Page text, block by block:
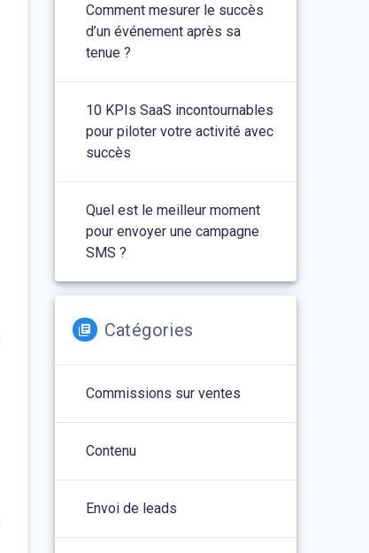
Comment mesurer le succès
d’un événement après sa
tenue ?
10 KPIs SaaS incontournables
pour piloter votre activité avec
succès
Quel est le meilleur moment
pour envoyer une campagne
SMS ?
Catégories
Commissions sur ventes
Contenu
Envoi de leads